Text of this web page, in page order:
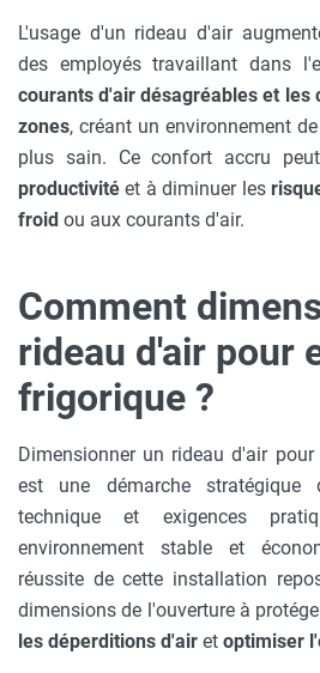
L'usage d'un rideau d'air
des employés travaillant dans
courants d'air désagréables et les
zones, créant un environnement
plus sain. Ce confort accru
productivité et à diminuer les
froid ou aux courants d'air.
Comment
rideau d'air pour
frigorique ?
Dimensionner un rideau d'air
est une démarche stratégique
technique et exigences
environnement stable et
réussite de cette installation
dimensions de l'ouverture à
les déperditions d'air et optimiser